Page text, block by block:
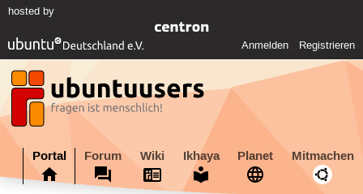
hosted by
Anmelden Registrieren
Portal Forum Wiki Ikhaya Planet Mitmachen